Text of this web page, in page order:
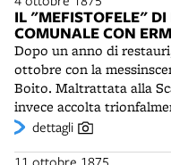
Acquaderni (1839-
Gioventù cattolica, che
successivo. Viene
dal Papa, per l'azione
cattolici a non
impegnarsi in quelle
attivarsi nell'istruzione e
contro l'immoralità e il
Bologna il Comitato
Emilio Morpurgo (1836-
(1841-1927).
IL "MEFISTOFELE"
COMUNALE CON
Dopo un anno di
ottobre con la
Boito. Maltrattata alla
invece accolta
seppure "sfrondata delle
dettagli
11 ottobre 1875